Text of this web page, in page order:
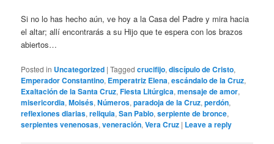
Si no lo has hecho aún, ve hoy a la Casa del Padre y mira hacia
el altar; allí encontrarás a su Hijo que te espera con los brazos
abiertos…
Posted in Uncategorized |Tagged crucifijo,discípulo de Cristo,
Emperador Constantino, Emperatriz Elena,escándalo de la Cruz,
Exaltación de la Santa Cruz,Fiesta Litúrgica,mensaje de amor,
misericordia,Moisés,Números,paradoja de la Cruz,perdón,
reflexiones diarias,reliquia,San Pablo,serpiente de bronce,
serpientes venenosas,veneración,Vera Cruz | Leave a reply